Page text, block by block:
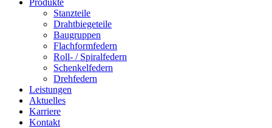
Produkte
Stanzteile
Drahtbiegeteile
Baugruppen
Flachformfedern
Roll- / Spiralfedern
Schenkelfedern
Drehfedern
Leistungen
Aktuelles
Karriere
Kontakt